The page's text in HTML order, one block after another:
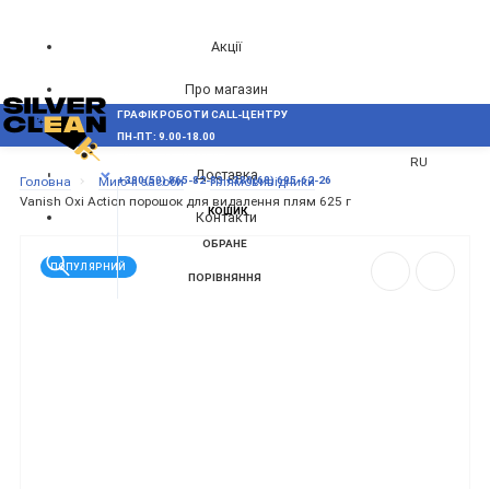
Акції
Про магазин
Блог
Доставка
Контакти
RU
МЕНЮ
ГРАФІК РОБОТИ CALL-ЦЕНТРУ
ПН-ПТ: 9.00-18.00
+380(50) 865-82-83+380(68) 695-62-26
КОШИК
ОБРАНЕ
ПОРІВНЯННЯ
Головна Миючі засоби
Плямовивідники
Vanish Oxi Action порошок для видалення плям 625 г
ПОПУЛЯРНИЙ